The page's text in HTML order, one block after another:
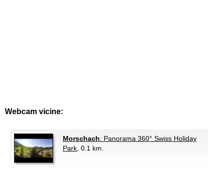
Webcam vicine:
Morschach: Panorama 360° Swiss Holiday
Park , 0.1 km.